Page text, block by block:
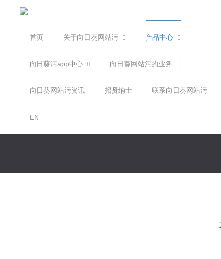
首页 关于向日葵网站污 产品中心
向日葵污app中心 向日葵网站污的业务
向日葵网站污资讯 招贤纳士 联系向日葵网站污
EN